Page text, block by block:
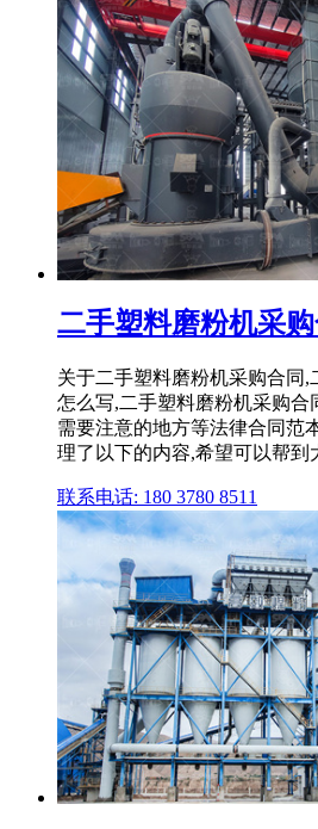
二手塑料磨粉机采
关于二手塑料磨粉机采购合同,
怎么写,二手塑料磨粉机采购合
需要注意的地方等法律合同范
理了以下的内容,希望可以帮到
联系电话: 180 3780 8511